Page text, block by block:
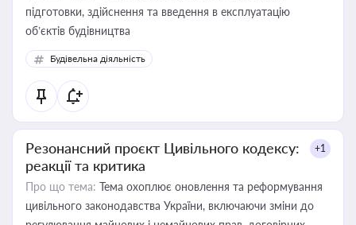
підготовки, здійснення та введення в експлуатацію
об’єктів будівництва
Будівельна діяльність
Резонансний проєкт Цивільного кодексу:
реакції та критика
+1
Про що тема: Тема охоплює оновлення та реформування
цивільного законодавства України, включаючи зміни до